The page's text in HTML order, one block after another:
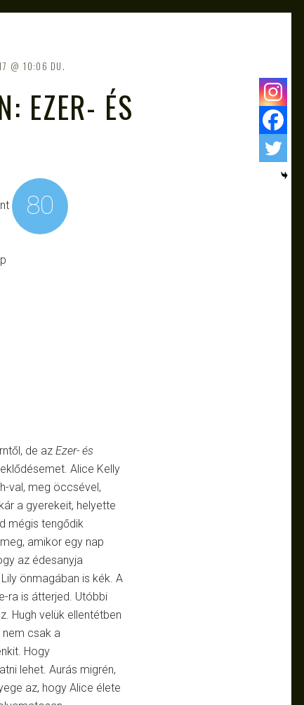
10:06 DU.
EZER- ​ÉS
80
de az Ezer- és
Alice Kelly
val, meg öccsével,
a gyerekeit, helyette
mégis tengődik
amikor egy nap
az édesanyja
önmagában is kék. A
ra is átterjed. Utóbbi
Hugh velük ellentétben
csak a
Hogy
lehet. Aurás migrén,
az, hogy Alice élete